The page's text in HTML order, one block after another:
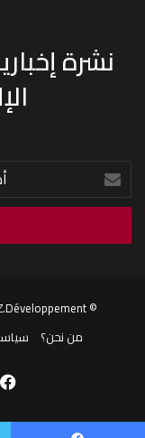
نشرة
أدخل
بريدك
الإلكتروني
© Copyright 2026, All Rights Reserved |
من نحن؟